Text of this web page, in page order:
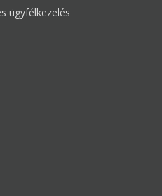
ügyfélkezelés